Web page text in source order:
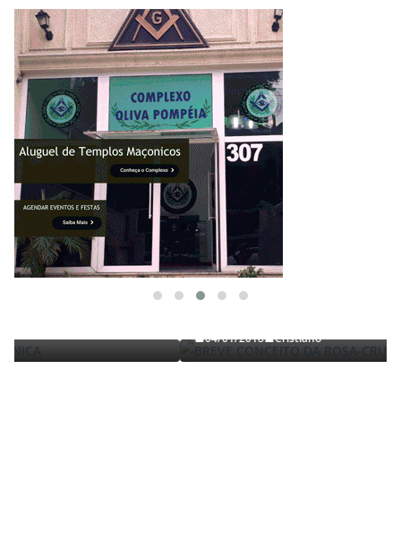
TRABALHOS GERALDO LUCENA
04/01/2018 Cristiano